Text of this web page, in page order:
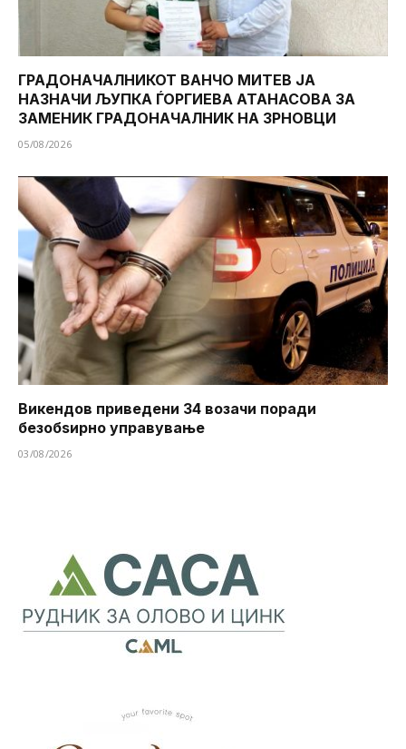
ГРАДОНАЧАЛНИКОТ ВАНЧО МИТЕВ ЈА
НАЗНАЧИ ЉУПКА ЃОРГИЕВА АТАНАСОВА ЗА
ЗАМЕНИК ГРАДОНАЧАЛНИК НА ЗРНОВЦИ
05/08/2026
Викендов приведени 34 возачи поради
безобѕирно управување
03/08/2026